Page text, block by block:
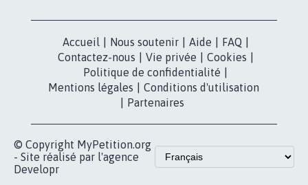
Accueil Nous soutenir Aide FAQ
Contactez-nous
Vie privée Cookies
Politique de confidentialité
Mentions légales
Conditions d'utilisation
Partenaires
© Copyright MyPetition.org
- Site réalisé par l'agence
Developr